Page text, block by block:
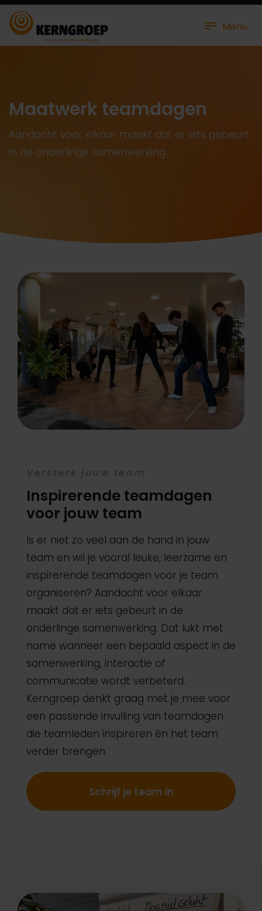
Menu
Maatwerk teamdagen
Aandacht voor elkaar maakt dat er iets gebeurt
in de onderlinge samenwerking.
Inspirerende teamdagen
voor jouw team
Is er niet zo veel aan de hand in jouw
team en wil je vooral leuke, leerzame en
inspirerende teamdagen voor je team
organiseren? Aandacht voor elkaar
maakt dat er iets gebeurt in de
onderlinge samenwerking. Dat lukt met
name wanneer een bepaald aspect in de
samenwerking, interactie of
communicatie wordt verbeterd.
Kerngroep denkt graag met je mee voor
een passende invulling van teamdagen
die teamleden inspireren én het team
verder brengen.
Schrijf je team in